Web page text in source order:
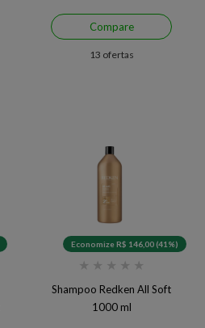
Compare
13 ofertas
Economize R$ 146,00 (41%)
★ ★ ★ ★ ★
Shampoo Redken All Soft
1000 ml